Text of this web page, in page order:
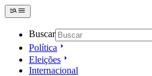
Buscar
Política
Eleições
Internacional